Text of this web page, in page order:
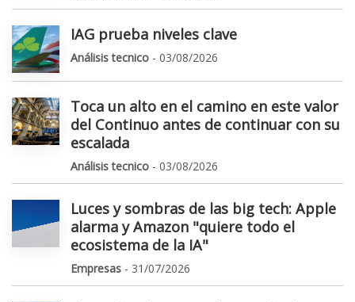
IAG prueba niveles clave
Análisis tecnico - 03/08/2026
Toca un alto en el camino en este valor
del Continuo antes de continuar con su
escalada
Análisis tecnico - 03/08/2026
Luces y sombras de las big tech: Apple
alarma y Amazon "quiere todo el
ecosistema de la IA"
Empresas - 31/07/2026